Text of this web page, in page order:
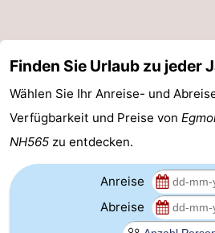
Adressen
Region
Nordholland
-
Natur
Finden Sie Urlaub zu jeder
Wählen Sie Ihr Anreise- und
Verfügbarkeit und Preise von
NH565 zu entdecken.
Anreise
Abreise